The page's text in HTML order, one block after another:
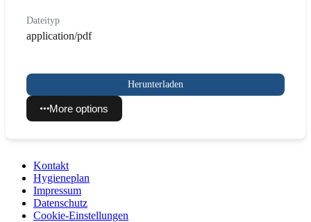
Dateityp
application/pdf
Herunterladen
More options
Kontakt
Hygieneplan
Impressum
Datenschutz
Cookie-Einstellungen